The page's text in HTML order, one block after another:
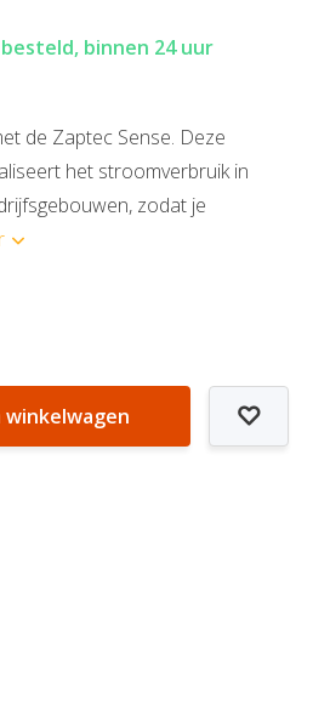
binnen 24 uur
de Zaptec Sense. Deze
het stroomverbruik in
zodat je
winkelwagen